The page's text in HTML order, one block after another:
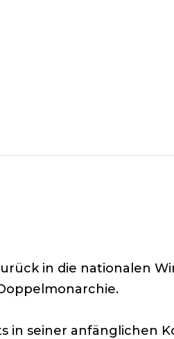
in die nationalen
in seiner anfänglichen